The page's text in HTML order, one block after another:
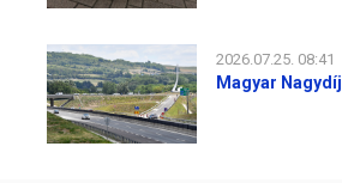
2026.07.25. 08:41
Magyar Nagydíj